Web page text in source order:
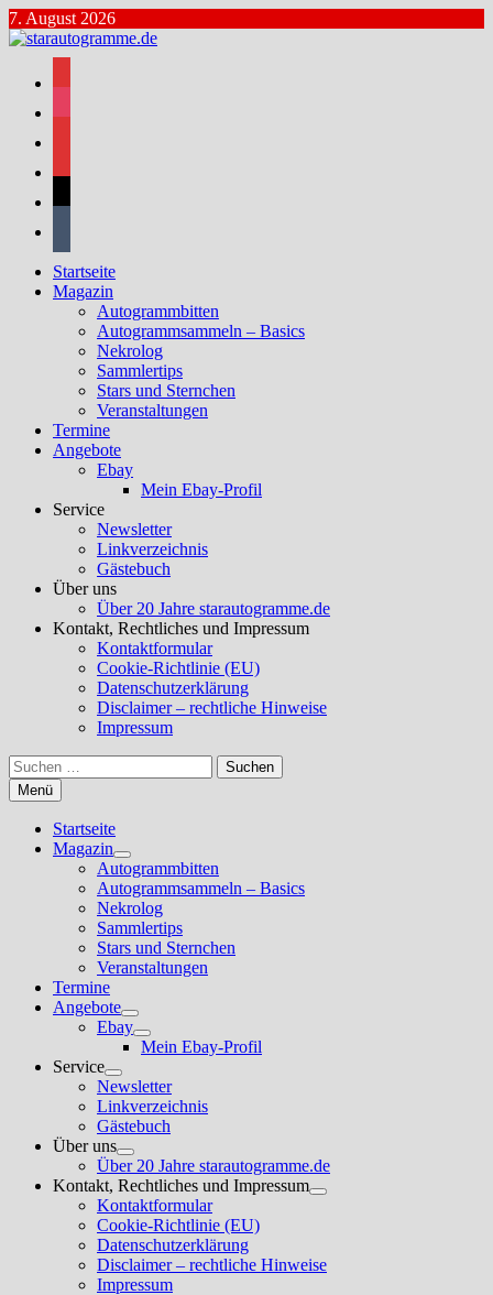
Zum
Inhalt
springen
7. August 2026
Startseite
Magazin
Autogrammbitten
Autogrammsammeln – Basics
Nekrolog
Sammlertips
Stars und Sternchen
Veranstaltungen
Termine
Angebote
Ebay
Mein Ebay-Profil
Service
Newsletter
Linkverzeichnis
Gästebuch
Über uns
Über 20 Jahre starautogramme.de
Kontakt, Rechtliches und Impressum
Kontaktformular
Cookie-Richtlinie (EU)
Datenschutzerklärung
Disclaimer – rechtliche Hinweise
Impressum
Suchen
nach:
Menü
Startseite
Magazin
Untermenü
anzeigen
Autogrammbitten
Autogrammsammeln – Basics
Nekrolog
Sammlertips
Stars und Sternchen
Veranstaltungen
Termine
Angebote
Untermenü
anzeigen
Ebay
Untermenü
anzeigen
Mein Ebay-Profil
Service
Untermenü
anzeigen
Newsletter
Linkverzeichnis
Gästebuch
Über uns
Untermenü
anzeigen
Über 20 Jahre starautogramme.de
Kontakt, Rechtliches und Impressum
Untermenü
Kontaktformular
Cookie-Richtlinie (EU)
Datenschutzerklärung
Disclaimer – rechtliche Hinweise
Impressum